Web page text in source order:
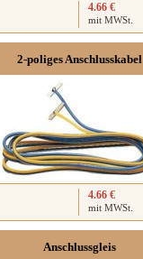
4.66 €
mit MWSt.
2-poliges Anschlusskabel
4.66 €
mit MWSt.
Anschlussgleis